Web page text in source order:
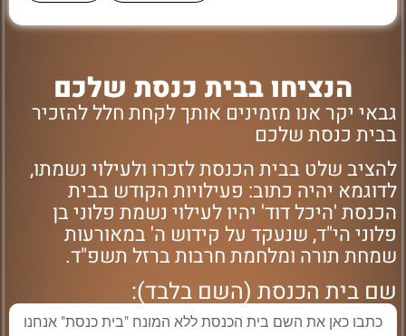
הנציחו בבית כנסת שלכם
גבאי יקר אנו מזמינים אותך לקחת חלל להזכיר
בבית כנסת שלכם
להציב שלט בבית הכנסת לזכרו ולעילוי נשמתו,
לדוגמא יהיה כתוב: פעילויות הקודש בבית
הכנסת 'היכל דוד' יהיו לעילוי נשמת פלוני בן
פלוני הי"ד, שנעקד על קידוש ה' במאורעות
שמחת תורה ומלחמת חרבות ברזל תשפ"ד.
שם בית הכנסת (השם בלבד):